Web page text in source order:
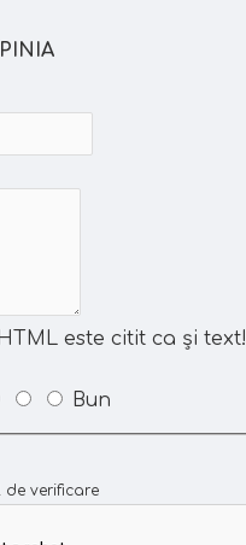
este citit ca şi text!
Bun
verificare